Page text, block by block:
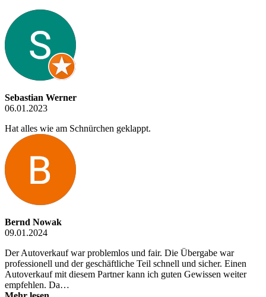
Sebastian Werner
06.01.2023
Hat alles wie am Schnürchen geklappt.
Bernd Nowak
09.01.2024
Der Autoverkauf war problemlos und fair. Die Übergabe war
professionell und der geschäftliche Teil schnell und sicher. Einen
Autoverkauf mit diesem Partner kann ich guten Gewissen weiter
empfehlen. Da…